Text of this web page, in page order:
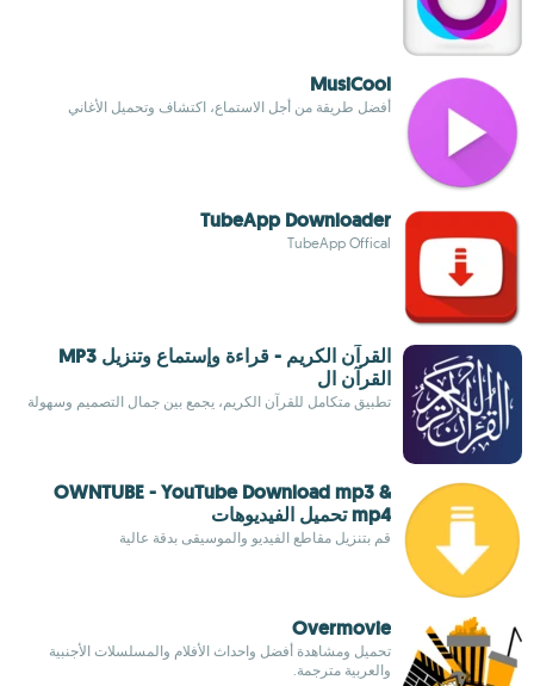
MusiCool
أفضل طريقة من أجل الاستماع، اكتشاف وتحميل الأغاني
TubeApp Downloader
TubeApp Offical
القرآن الكريم - قراءة وإستماع وتنزيل MP3
القرآن ال
تطبيق متكامل للقرآن الكريم، يجمع بين جمال التصميم وسهولة
OWNTUBE - YouTube Download mp3 &
mp4 تحميل الفيديوهات
قم بتنزيل مقاطع الفيديو والموسيقى بدقة عالية
Overmovie
تحميل ومشاهدة أفضل واحداث الأفلام والمسلسلات الأجنبية
والعربية مترجمة.